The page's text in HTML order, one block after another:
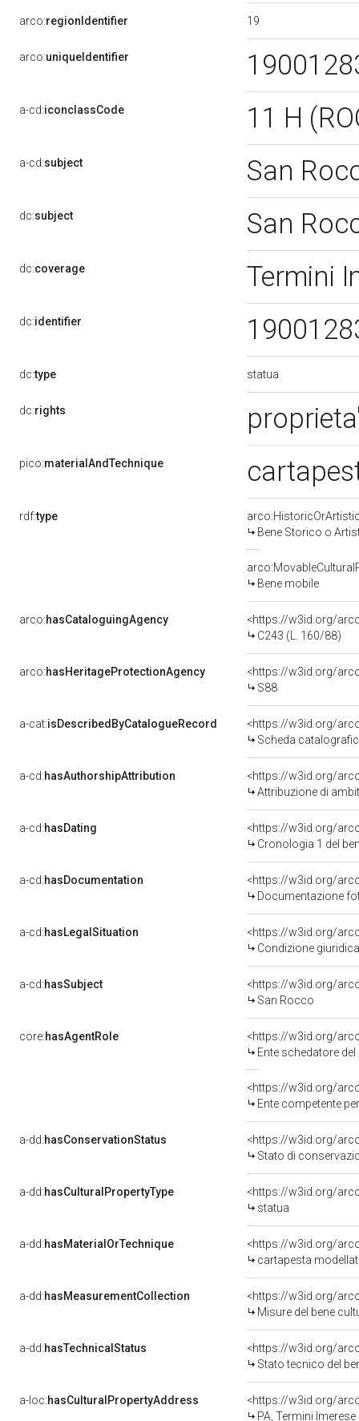
arco:regionIdentifier 19
arco:uniqueIdentifier
a-cd:iconclassCode 11 H
a-cd:subject San
dc:subject San
dc:coverage Termini
dc:identifier
dc:type statua
dc:rights
pico:materialAndTechnique
rdf:type
Bene Storico o
Bene mobile
arco:hasCataloguingAgency
<https://w3id.org/
C243 (L. 160/88)
arco:hasHeritageProtectionAgency
<https://w3id.org/
S88
a-cat:isDescribedByCatalogueRecord
<https://w3id.org/
Scheda
a-cd:hasAuthorshipAttribution
<https://w3id.org/
Attribuzione di
a-cd:hasDating
<https://w3id.org/
Cronologia 1 del
a-cd:hasDocumentation
Documentazione
a-cd:hasLegalSituation
Condizione
a-cd:hasSubject
<https://w3id.org/
San Rocco
core:hasAgentRole
<https://w3id.org/
Ente schedatore
<https://w3id.org/
Ente competente per
a-dd:hasConservationStatus
<https://w3id.org/
Stato di
a-dd:hasCulturalPropertyType
<https://w3id.org/
statua
a-dd:hasMaterialOrTechnique
<https://w3id.org/
cartapesta
a-dd:hasMeasurementCollection
<https://w3id.org/
Misure del bene
a-dd:hasTechnicalStatus
<https://w3id.org/
Stato tecnico del
a-loc:hasCulturalPropertyAddress
<https://w3id.org/
PA, Termini Imerese